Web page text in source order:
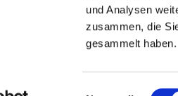
und Analysen
zusammen, die
gesammelt haben.